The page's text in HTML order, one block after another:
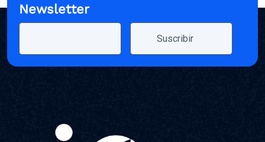
Newsletter